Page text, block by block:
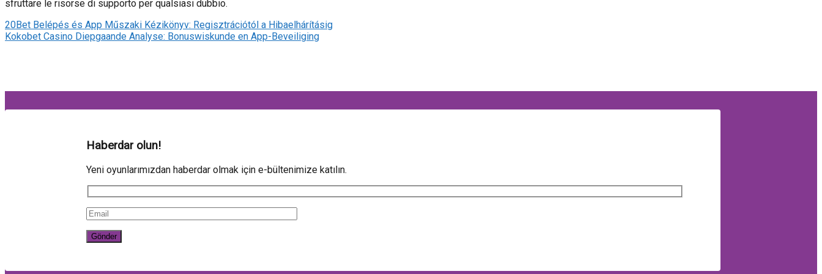
sfruttare le risorse di supporto per qualsiasi dubbio.
20Bet Belépés és App Műszaki Kézikönyv: Regisztrációtól a Hibaelhárításig
Kokobet Casino Diepgaande Analyse: Bonuswiskunde en App-Beveiliging
Haberdar olun!
Yeni oyunlarımızdan haberdar olmak için e-bültenimize katılın.